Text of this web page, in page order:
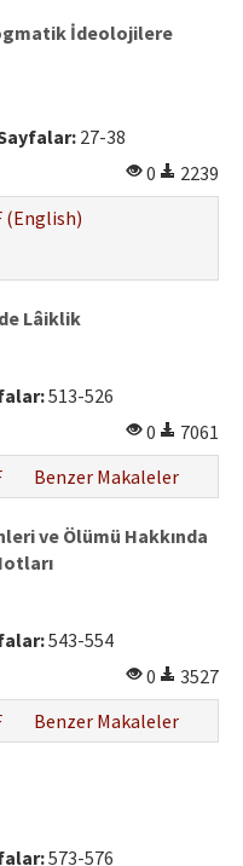
İdeolojilere
27-38
0
2239
(English)
Lâiklik
513-526
0
7061
Benzer Makaleler
ve Ölümü Hakkında
543-554
0
3527
Benzer Makaleler
573-576